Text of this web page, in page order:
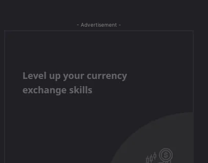
- Advertisement -